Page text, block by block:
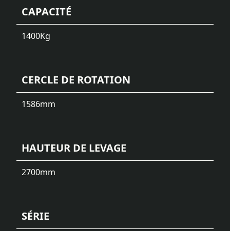
CAPACITÉ
1400Kg
CERCLE DE ROTATION
1586mm
HAUTEUR DE LEVAGE
2700mm
SÉRIE